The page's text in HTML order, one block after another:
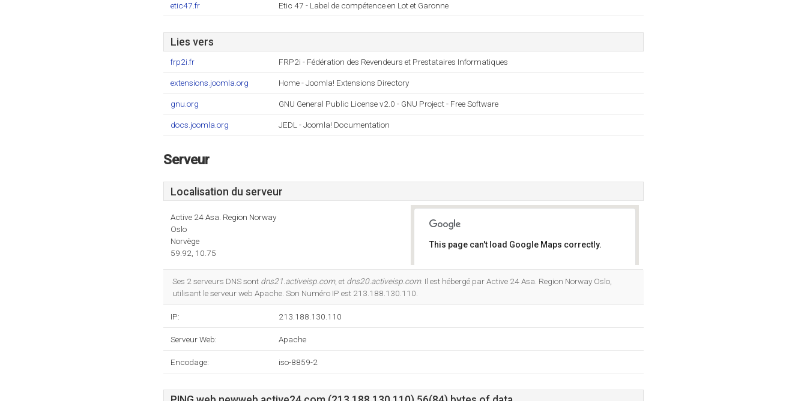
etic47.fr Etic 47 - Label de compétence en Lot et Garonne
Lies vers
frp2i.fr FRP2i - Fédération des Revendeurs et Prestataires Informatiques
extensions.joomla.org Home - Joomla! Extensions Directory
gnu.org GNU General Public License v2.0 - GNU Project - Free Software
docs.joomla.org JEDL - Joomla! Documentation
Serveur
Localisation du serveur
Active 24 Asa. Region Norway
Oslo
Norvège
59.92, 10.75
This page can't load Google Maps correctly.
Ses 2 serveurs DNS sont dns21.activeisp.com, et dns20.activeisp.com. Il est hébergé par Active 24 Asa. Region Norway Oslo,
utilisant le serveur web Apache. Son Numéro IP est 213.188.130.110.
IP: 213.188.130.110
Serveur Web: Apache
Encodage: iso-8859-2